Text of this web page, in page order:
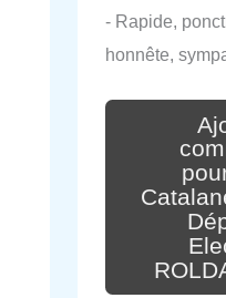
- Rapide,
honnête,